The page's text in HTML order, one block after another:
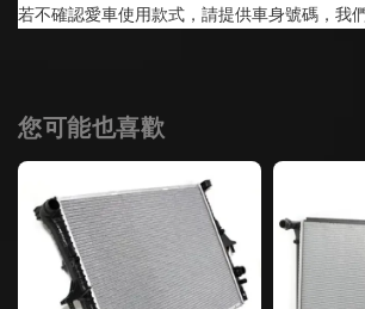
若不確認愛車使用款式，請提供車身號碼，我
您可能也喜歡